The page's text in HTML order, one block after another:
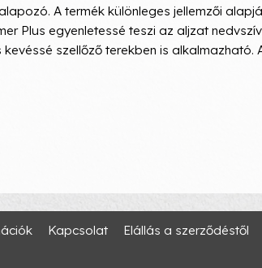
A termék különleges jellemzői
Plus egyenletessé teszi az aljzat
szellőző terekben is
Kapcsolat Elállás a szerződéstől